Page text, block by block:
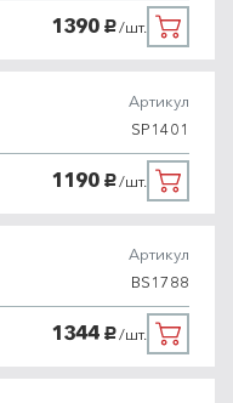
1390 руб./шт.
Артикул
SP1401
1190 руб./шт.
Артикул
BS1788
1344 руб./шт.